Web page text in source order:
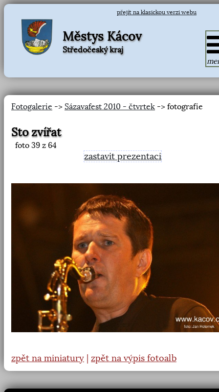
přejít na klasickou verzi webu
Městys Kácov
Středočeský kraj
Fotogalerie -> Sázavafest 2010 - čtvrtek -> fotografie
Sto zvířat
foto 39 z 64
zastavit prezentaci
zpět na miniatury | zpět na výpis fotoalb